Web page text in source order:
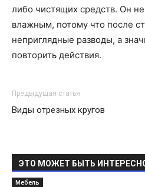
либо чистящих средств. Он
влажным, потому что после
неприглядные разводы, а
повторить действия.
Предыдущая статья
Виды отрезных кругов
ЭТО МОЖЕТ БЫТЬ
Мебель